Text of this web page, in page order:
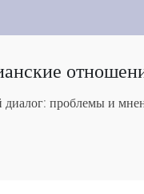
диалог: проблемы и